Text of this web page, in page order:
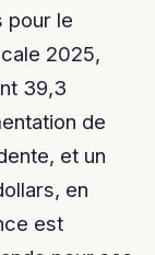
pour le
2025,
39,3
de
et un
en
est